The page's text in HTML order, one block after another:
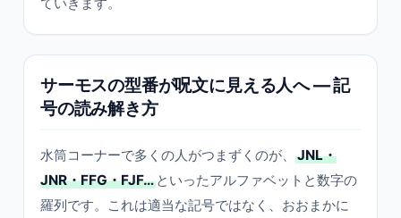
サーモスの型番が呪文に見える人へ — 記
号の読み解き方
水筒コーナーで多くの人がつまずくのが、
JNL・
JNR・FFG・FJF… といったアルファベットと数字の
羅列です。これは適当な記号ではなく、おおまかに